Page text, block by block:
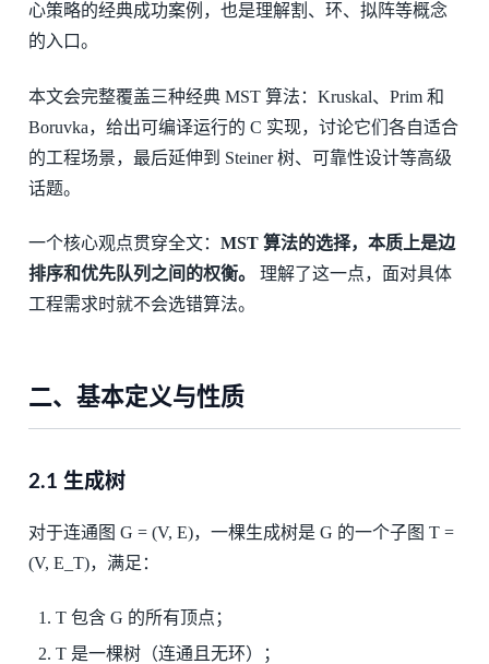
心策略的经典成功案例，也是理解割、环、拟阵等概念
的入口。
本文会完整覆盖三种经典 MST 算法：Kruskal、Prim 和
Boruvka，给出可编译运行的 C 实现，讨论它们各自适合
的工程场景，最后延伸到 Steiner 树、可靠性设计等高级
话题。
一个核心观点贯穿全文： MST 算法的选择，本质上是边
排序和优先队列之间的权衡。
理解了这一点，面对具体
工程需求时就不会选错算法。
二、基本定义与性质
2.1 生成树
对于连通图 G = (V, E)，一棵生成树是 G 的一个子图 T =
(V, E_T)，满足：
T 包含 G 的所有顶点；
T 是一棵树（连通且无环）；